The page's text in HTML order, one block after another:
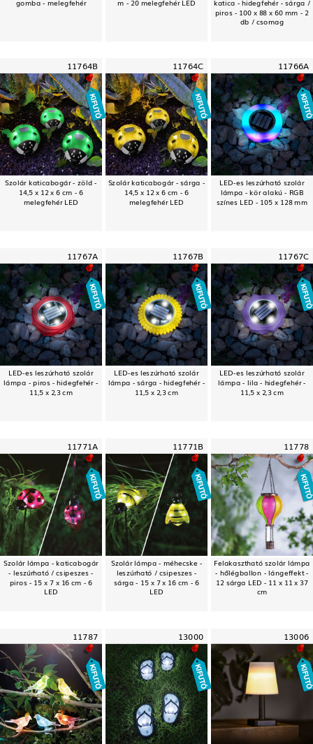
piros - 100 x 88 x 60 mm - 2
db / csomag
11764B
Szolár katicabogár - zöld -
14,5 x 12 x 6 cm - 6
melegfehér LED
11764C
Szolár katicabogár - sárga -
14,5 x 12 x 6 cm - 6
melegfehér LED
11766A
LED-es leszúrható szolár
lámpa - kör alakú - RGB
színes LED - 105 x 128 mm
11767A
LED-es leszúrható szolár
lámpa - piros - hidegfehér -
11,5 x 2,3 cm
11767B
LED-es leszúrható szolár
lámpa - sárga - hidegfehér -
11,5 x 2,3 cm
11767C
LED-es leszúrható szolár
lámpa - lila - hidegfehér -
11,5 x 2,3 cm
11771A
Szolár lámpa - katicabogár
- leszúrható / csipeszes -
piros - 15 x 7 x 16 cm - 6
LED
11771B
Szolár lámpa - méhecske -
leszúrható / csipeszes -
sárga - 15 x 7 x 16 cm - 6
LED
11778
Felakasztható szolár lámpa
- hőlégballon - lángeffekt -
12 sárga LED - 11 x 11 x 37
cm
11787 13000 13006